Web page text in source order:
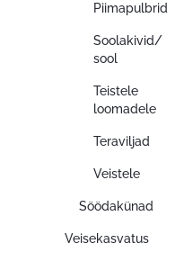
Piimapulbrid
Soolakivid/
sool
Teistele
loomadele
Teraviljad
Veistele
Söödakünad
Veisekasvatus